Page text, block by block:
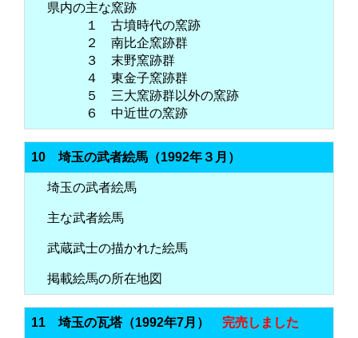
県内の主な窯跡
１ 古墳時代の窯跡
２ 南比企窯跡群
３ 末野窯跡群
４ 東金子窯跡群
５ 三大窯跡群以外の窯跡
６ 中近世の窯跡
10 埼玉の武者絵馬（1992年３月）
埼玉の武者絵馬
主な武者絵馬
武蔵武士の描かれた絵馬
掲載絵馬の所在地図
11 埼玉の瓦塔（1992年7月） 完売しました